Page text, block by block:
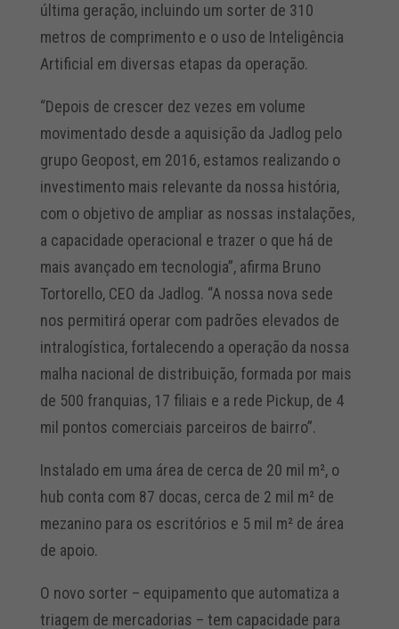
última geração, incluindo um sorter de 310
metros de comprimento e o uso de Inteligência
Artificial em diversas etapas da operação.
“Depois de crescer dez vezes em volume
movimentado desde a aquisição da Jadlog pelo
grupo Geopost, em 2016, estamos realizando o
investimento mais relevante da nossa história,
com o objetivo de ampliar as nossas instalações,
a capacidade operacional e trazer o que há de
mais avançado em tecnologia”, afirma Bruno
Tortorello, CEO da Jadlog. “A nossa nova sede
nos permitirá operar com padrões elevados de
intralogística, fortalecendo a operação da nossa
malha nacional de distribuição, formada por mais
de 500 franquias, 17 filiais e a rede Pickup, de 4
mil pontos comerciais parceiros de bairro”.
Instalado em uma área de cerca de 20 mil m², o
hub conta com 87 docas, cerca de 2 mil m² de
mezanino para os escritórios e 5 mil m² de área
de apoio.
O novo sorter – equipamento que automatiza a
triagem de mercadorias – tem capacidade para